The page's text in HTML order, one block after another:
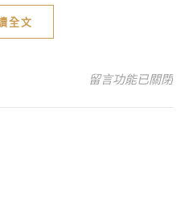
全文
在〈2020台南鹽
留言功能已關閉